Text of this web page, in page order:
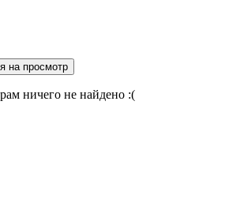
на просмотр
ничего не найдено :(